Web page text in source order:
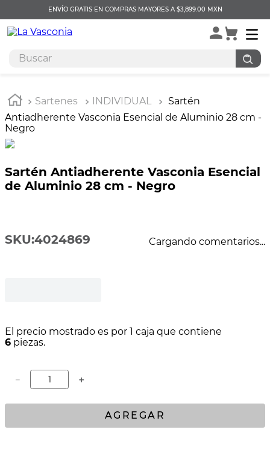
ENVÍO GRATIS EN COMPRAS MAYORES A $3,899.00 MXN
Sartenes INDIVIDUAL
Sartén
Antiadherente Vasconia Esencial de Aluminio 28 cm -
Negro
Sartén Antiadherente Vasconia Esencial
de Aluminio 28 cm - Negro
SKU:4024869 Cargando comentarios...
El precio mostrado es por 1 caja que contiene
6 piezas.
＋
－
AGREGAR